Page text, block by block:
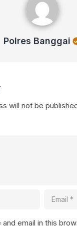
Polres Banggai
will not be
and email in this